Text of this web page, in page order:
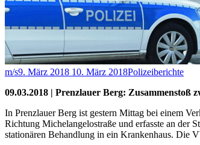
m/s9. März 2018 10. März 2018Polizeiberichte
09.03.2018 | Prenzlauer Berg: Zusammenstoß
In Prenzlauer Berg ist gestern Mittag bei einem
Richtung Michelangelostraße und erfasste an der
stationären Behandlung in ein Krankenhaus. Die